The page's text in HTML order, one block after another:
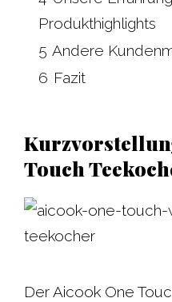
Produkthighlights
5 Andere
6 Fazit
Touch
Der Aicook One